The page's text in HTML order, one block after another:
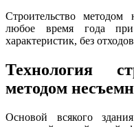
Строительство
любое время года при
характеристик, без
Технология
методом
Основой всякого